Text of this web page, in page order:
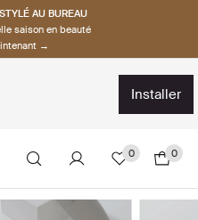
AU BUREAU
saison en beauté
→
installer
0 0